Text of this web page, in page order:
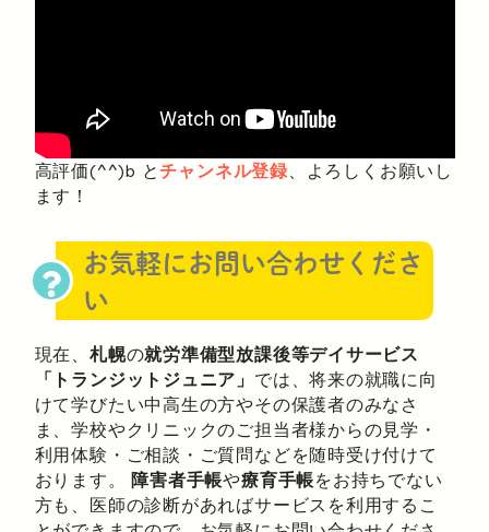
高評価(^^)b とチャンネル登録、よろしくお願いし
ます！
お気軽にお問い合わせくださ
い
現在、 札幌の就労準備型放課後等デイサービス
「トランジットジュニア」 では、将来の就職に向
けて学びたい中高生の方やその保護者のみなさ
ま、学校やクリニックのご担当者様からの見学・
利用体験・ご相談・ご質問などを随時受け付けて
おります。 障害者手帳や療育手帳をお持ちでない
方も、医師の診断があればサービスを利用するこ